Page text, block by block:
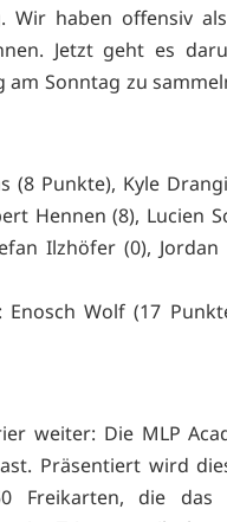
Wir haben offensiv
Jetzt geht es
Sonntag zu
(8 Punkte), Kyle
Hennen (8), Lucien
Ilzhöfer (0),
Wolf (17
weiter: Die MLP
Präsentiert wird
Freikarten, die das